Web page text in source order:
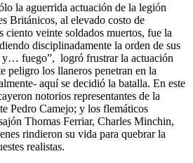
la aguerrida actuación de la legión
Británicos, al elevado costo de
ciento veinte soldados muertos, fue la
disciplinadamente la orden de sus
y… fuego”, logró frustrar la actuación
peligro los llaneros penetran en la
aquí se decidió la batalla. En este
notorios representantes de la
Pedro Camejo; y los flemáticos
Thomas Ferriar, Charles Minchin,
rindieron su vida para quebrar la
realistas.